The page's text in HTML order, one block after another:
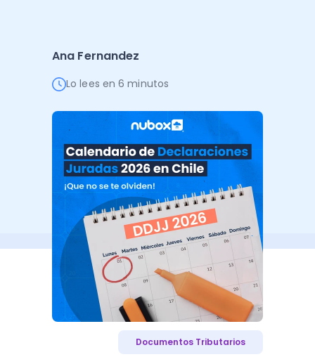
Ver todo
Ver TodoAna Fernandez
Lo lees en 6 minutos
Documentos Tributarios